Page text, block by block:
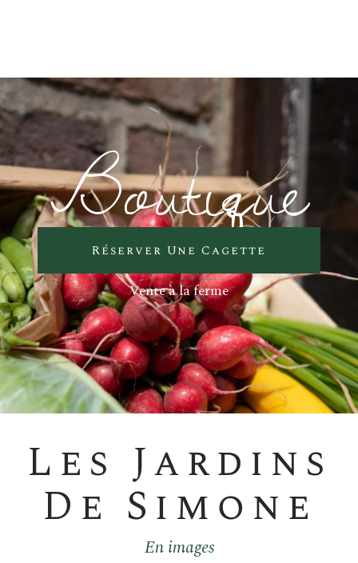
Boutique
Réserver Une Cagette
Vente à la ferme
Les Jardins
De Simone
En images